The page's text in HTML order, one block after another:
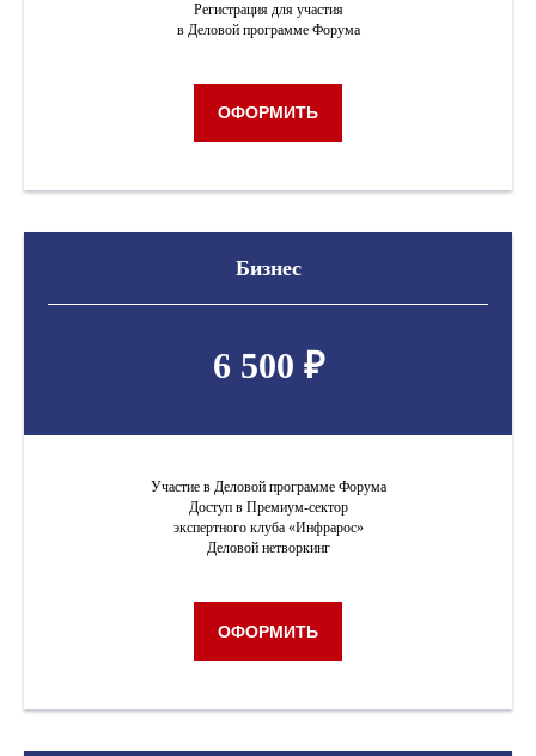
Регистрация для участия
в Деловой программе Форума
ОФОРМИТЬ
Бизнес
6 500 ₽
Участие в Деловой программе Форума
Доступ в Премиум-сектор
экспертного клуба «Инфрарос»
Деловой нетворкинг
ОФОРМИТЬ